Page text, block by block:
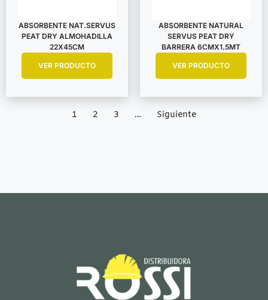
ABSORBENTE NAT.SERVUS
PEAT DRY ALMOHADILLA
22X45CM
VER PRODUCTO
ABSORBENTE NATURAL
SERVUS PEAT DRY
BARRERA 6CMX1.5MT
VER PRODUCTO
1 2 3 … Siguiente